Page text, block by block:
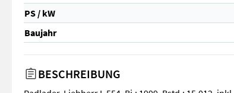
PS / kW
Baujahr
BESCHREIBUNG